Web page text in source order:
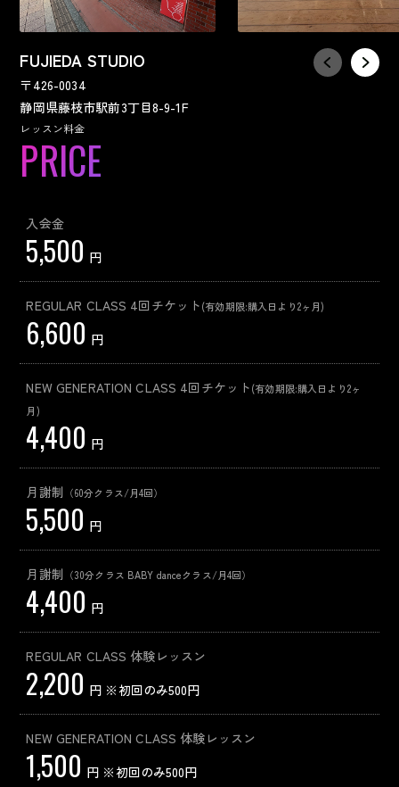
FUJIEDA STUDIO
〒426-0034
静岡県藤枝市駅前3丁目8-9-1F
レッスン料金
入会金
5,500 円
REGULAR CLASS 4回チケット(有効期限:購入日より2ヶ月)
6,600 円
NEW GENERATION CLASS 4回チケット(有効期限:購入日より2ヶ
月)
4,400 円
月謝制 （60分クラス/月4回）
5,500 円
月謝制 （30分クラス BABY danceクラス/月4回）
4,400 円
REGULAR CLASS 体験レッスン
2,200 円 ※初回のみ500円
NEW GENERATION CLASS 体験レッスン
1,500 円 ※初回のみ500円